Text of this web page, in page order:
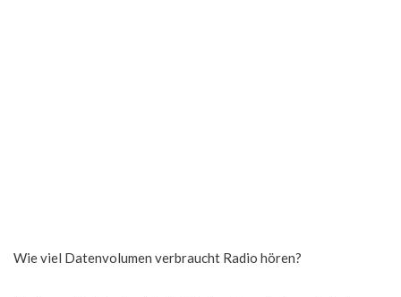
Wie viel Datenvolumen verbraucht Radio hören?